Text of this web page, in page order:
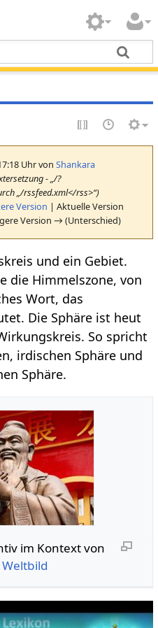
Uhr vonShankara
- „/?
„/rssfeed.xml</rss>“)
Version | Aktuelle Version
Version → (Unterschied)
und ein Gebiet.
die Himmelszone, von
Wort, das
Die Sphäre ist heut
So spricht
irdischen Sphäre und
Sphäre.
im Kontext von
Weltbild